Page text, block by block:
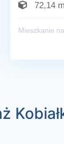
72,14
Mieszkanie